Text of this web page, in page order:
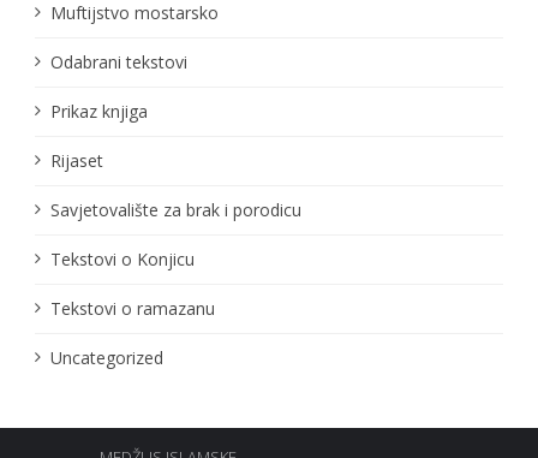
Muftijstvo mostarsko
Odabrani tekstovi
Prikaz knjiga
Rijaset
Savjetovalište za brak i porodicu
Tekstovi o Konjicu
Tekstovi o ramazanu
Uncategorized